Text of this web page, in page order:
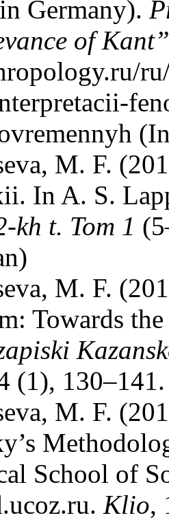
Germany).
of Kant”
M. F.
In A. S.
kh t. Tom 1
M. F.
Towards
(1),
M. F.
School of
Klio,